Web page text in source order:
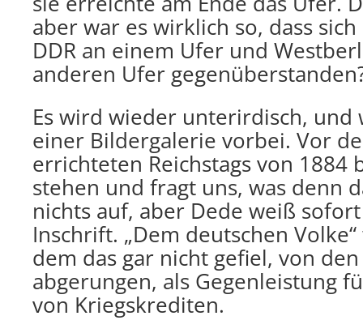
aber war es wirklich so, dass
DDR an einem Ufer und
anderen Ufer
Es wird wieder unterirdisch, und
einer Bildergalerie vorbei. Vor
errichteten Reichstags von 1884
stehen und fragt uns, was denn
nichts auf, aber Dede weiß
Inschrift. „Dem deutschen
dem das gar nicht gefiel, von
abgerungen, als Gegenleistung
von Kriegskrediten.